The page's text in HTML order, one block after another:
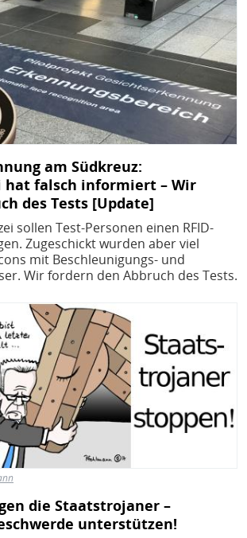
am Südkreuz:
hat falsch informiert – Wir
des Tests [Update]
sollen Test-Personen einen RFID-
Zugeschickt wurden aber viel
mit Beschleunigungs- und
Wir fordern den Abbruch des Tests.
die Staatstrojaner –
unterstützen!